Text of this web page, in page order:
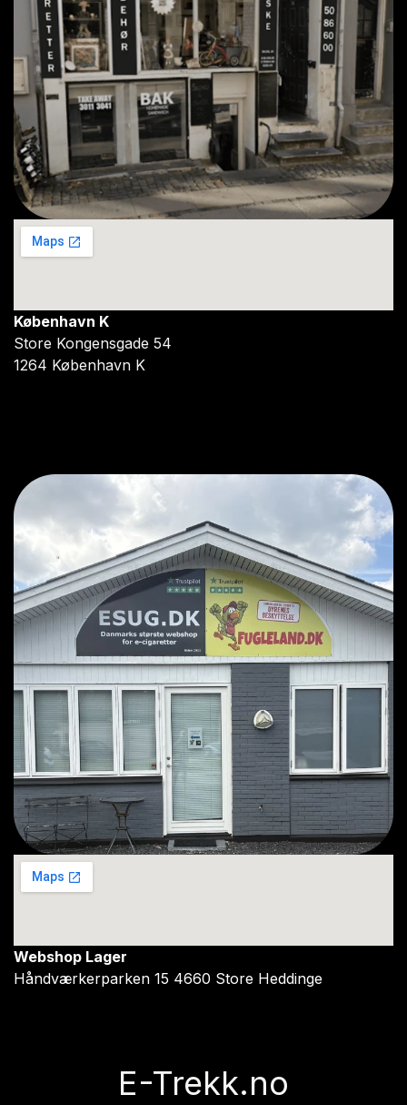
København K
Store Kongensgade 54
1264 København K
Webshop Lager
Håndværkerparken 15 4660 Store Heddinge
E-Trekk.no